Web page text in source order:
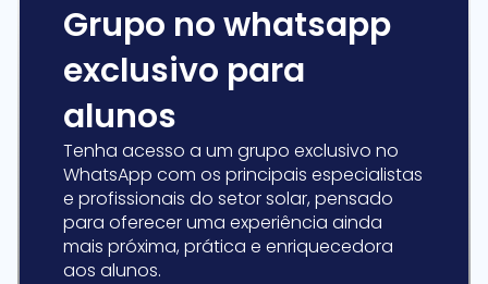
Grupo no whatsapp
exclusivo para
alunos
Tenha acesso a um grupo exclusivo no
WhatsApp com os principais especialistas
e profissionais do setor solar, pensado
para oferecer uma experiência ainda
mais próxima, prática e enriquecedora
aos alunos.